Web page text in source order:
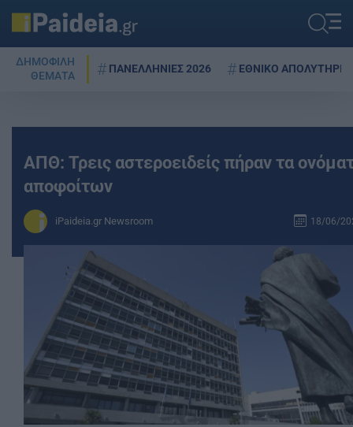
ΔΗΜΟΦΙΛΗ
ΘΕΜΑΤΑ
ΠΑΝΕΛΛΗΝΙΕΣ 2026 ΕΘΝΙΚΟ ΑΠΟΛΥΤΗΡΙΟ
ΑΠΘ: Τρεις αστεροειδείς πήραν τα
αποφοίτων
iPaideia.gr Newsroom 18/06/